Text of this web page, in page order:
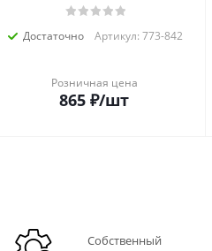
Достаточно Артикул: 773-842
Розничная цена
865 ₽/шт
Собственный